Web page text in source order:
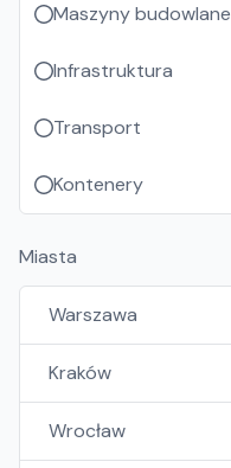
Maszyny budowlane
Infrastruktura
Transport
Kontenery
Miasta
Warszawa
Kraków
Wrocław